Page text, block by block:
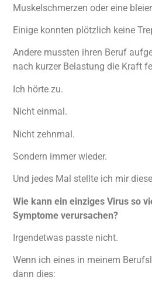
Muskelschmerzen oder eine
Einige konnten plötzlich keine
Andere mussten ihren Beruf
nach kurzer Belastung die Kraft
Ich hörte zu.
Nicht einmal.
Nicht zehnmal.
Sondern immer wieder.
Und jedes Mal stellte ich mir
Wie kann ein einziges Virus so
Symptome verursachen?
Irgendetwas passte nicht.
Wenn ich eines in meinem
dann dies: